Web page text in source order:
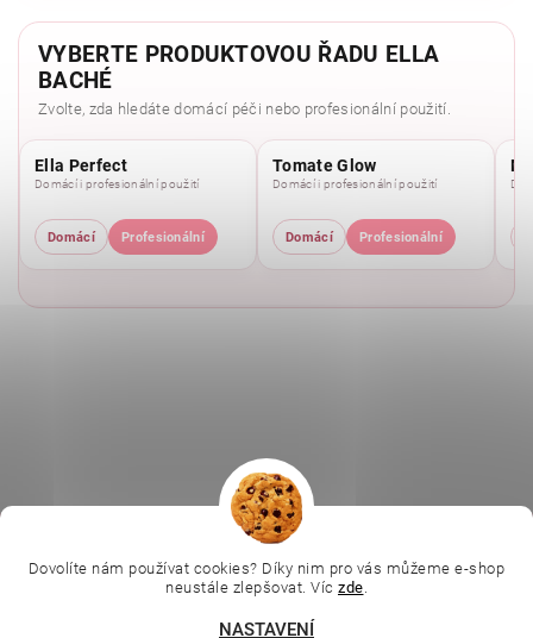
VYBERTE PRODUKTOVOU ŘADU ELLA
BACHÉ
Zvolte, zda hledáte domácí péči nebo profesionální použití.
Ella Perfect
Domácí i profesionální použití
Domácí Profesionální
Tomate Glow
Domácí i profesionální použití
Domácí Profesionální
L.C.P. Paris |
Online kosmetické kurzy | Kozmetickyobchod.sk
Dovolíte nám používat cookies? Díky nim pro vás můžeme e-shop
neustále zlepšovat. Víc zde.
NASTAVENÍ